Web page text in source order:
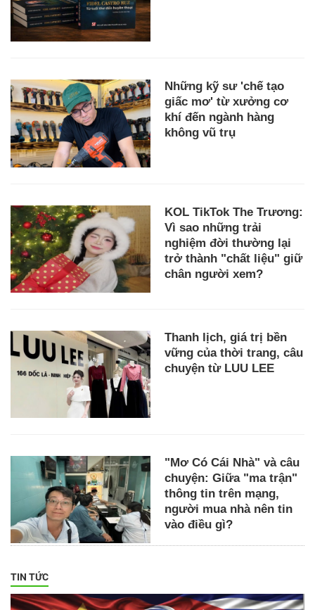
Những kỹ sư 'chế tạo
giấc mơ' từ xưởng cơ
khí đến ngành hàng
không vũ trụ
KOL TikTok The Trương:
Vì sao những trải
nghiệm đời thường lại
trở thành "chất liệu" giữ
chân người xem?
Thanh lịch, giá trị bền
vững của thời trang, câu
chuyện từ LUU LEE
"Mơ Có Cái Nhà" và câu
chuyện: Giữa "ma trận"
thông tin trên mạng,
người mua nhà nên tin
vào điều gì?
TIN TỨC